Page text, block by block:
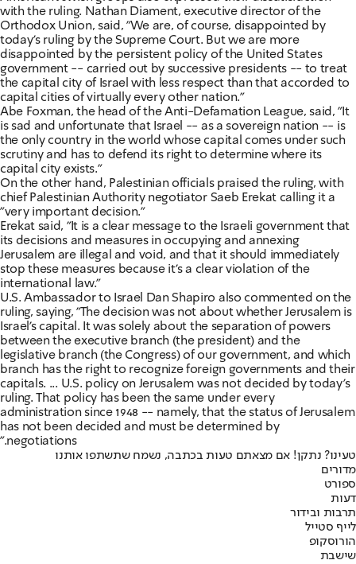
with the ruling. Nathan Diament, executive director of the
Orthodox Union, said, "We are, of course, disappointed by
today's ruling by the Supreme Court. But we are more
disappointed by the persistent policy of the United States
government -- carried out by successive presidents -- to treat
the capital city of Israel with less respect than that accorded to
capital cities of virtually every other nation."
Abe Foxman, the head of the Anti-Defamation League, said, "It
is sad and unfortunate that Israel -- as a sovereign nation -- is
the only country in the world whose capital comes under such
scrutiny and has to defend its right to determine where its
capital city exists."
On the other hand, Palestinian officials praised the ruling, with
chief Palestinian Authority negotiator Saeb Erekat calling it a
"very important decision."
Erekat said, "It is a clear message to the Israeli government that
its decisions and measures in occupying and annexing
Jerusalem are illegal and void, and that it should immediately
stop these measures because it's a clear violation of the
international law."
U.S. Ambassador to Israel Dan Shapiro also commented on the
ruling, saying, "The decision was not about whether Jerusalem is
Israel's capital. It was solely about the separation of powers
between the executive branch (the president) and the
legislative branch (the Congress) of our government, and which
branch has the right to recognize foreign governments and their
capitals. ... U.S. policy on Jerusalem was not decided by today's
ruling. That policy has been the same under every
administration since 1948 -- namely, that the status of Jerusalem
has not been decided and must be determined by
negotiations."
טעינו? נתקן! אם מצאתם טעות בכתבה, נשמח שתשתפו אותנו
מדורים
ספורט
דעות
תרבות ובידור
לייף סטייל
הורוסקופ
שישבת